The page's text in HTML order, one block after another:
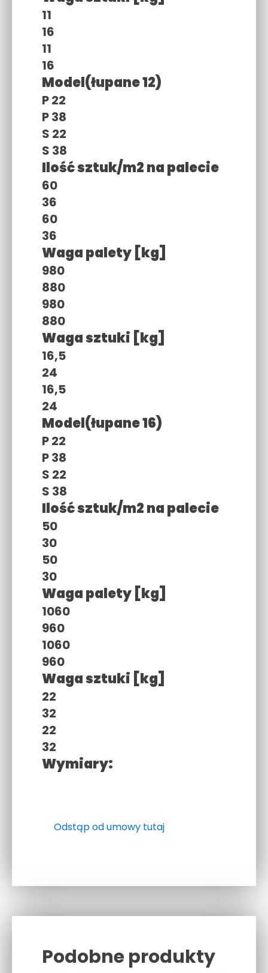
11
16
11
16
Model(łupane 12)
P 22
P 38
S 22
S 38
Ilość sztuk/m2 na palecie
60
36
60
36
Waga palety [kg]
980
880
980
880
Waga sztuki [kg]
16,5
24
16,5
24
Model(łupane 16)
P 22
P 38
S 22
S 38
Ilość sztuk/m2 na palecie
50
30
50
30
Waga palety [kg]
1060
960
1060
960
Waga sztuki [kg]
22
32
22
32
Wymiary:
Odstąp od umowy tutaj
Podobne produkty